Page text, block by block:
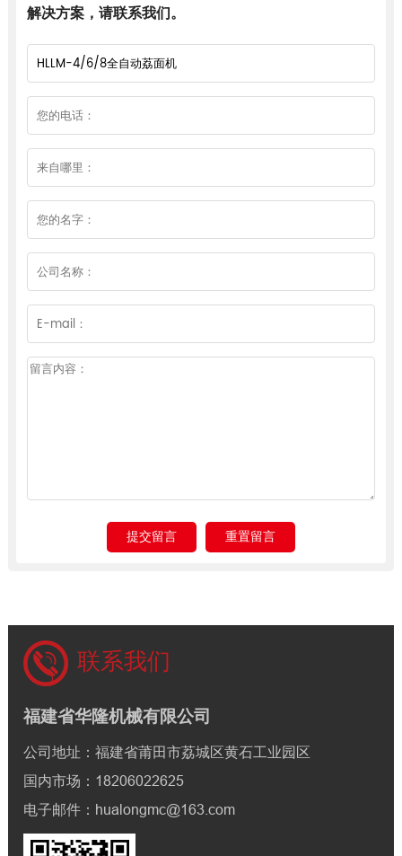
解决方案，请联系我们。
联系我们
福建省华隆机械有限公司
公司地址：福建省莆田市荔城区黄石工业园区
国内市场：18206022625
电子邮件：hualongmc@163.com